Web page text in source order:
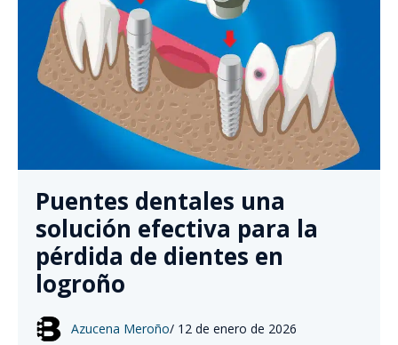
Puentes dentales una
solución efectiva para la
pérdida de dientes en
logroño
Azucena Meroño/ 12 de enero de 2026